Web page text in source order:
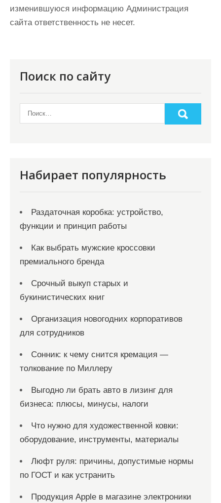
изменившуюся информацию Администрация
сайта ответственность не несет.
Поиск по сайту
Набирает популярность
Раздаточная коробка: устройство,
функции и принцип работы
Как выбрать мужские кроссовки
премиального бренда
Срочный выкуп старых и
букинистических книг
Организация новогодних корпоративов
для сотрудников
Сонник: к чему снится кремация —
толкование по Миллеру
Выгодно ли брать авто в лизинг для
бизнеса: плюсы, минусы, налоги
Что нужно для художественной ковки:
оборудование, инструменты, материалы
Люфт руля: причины, допустимые нормы
по ГОСТ и как устранить
Продукция Apple в магазине электроники